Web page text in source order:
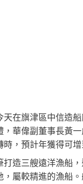
天在旗津區中信造
，華偉副董事長黃
時，預計年獲得可
打造三艘遠洋漁船
，屬較精進的漁船